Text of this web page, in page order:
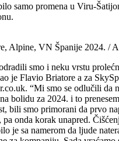
samo promena u Viru-
Alpine, VN Španije 2024. /
smo i neku vrstu
je Flavio Briatore a za
“Mi smo se odlučili da
bolidu za 2024. i to
bili smo primorani da prvo
pa onda korak unapred.
je sa namerom da ljude